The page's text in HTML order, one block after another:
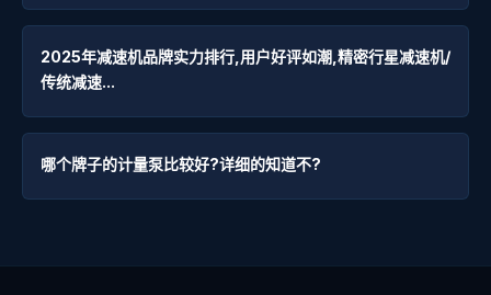
2025年减速机品牌实力排行,用户好评如潮,精密行星减速机/
传统减速...
哪个牌子的计量泵比较好?详细的知道不?